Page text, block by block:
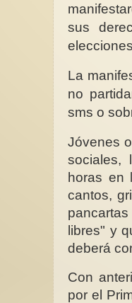
sus
La
no
sms o
Jóvenes
sociales,
horas en
cantos,
libres" y
deberá
Con
por el